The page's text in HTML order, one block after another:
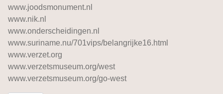
www.joodsmonument.nl
www.nik.nl
www.onderscheidingen.nl
www.suriname.nu/701vips/belangrijke16.html
www.verzet.org
www.verzetsmuseum.org/west
www.verzetsmuseum.org/go-west